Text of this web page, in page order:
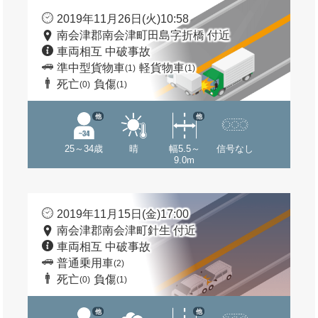
2019年11月26日(火)10:58
南会津郡南会津町田島字折橋 付近
車両相互 中破事故
準中型貨物車(1) 軽貨物車(1)
死亡(0) 負傷(1)
25～34歳
他
晴
幅5.5～
9.0m
他
信号なし
2019年11月15日(金)17:00
南会津郡南会津町針生 付近
車両相互 中破事故
普通乗用車(2)
死亡(0) 負傷(1)
他 他